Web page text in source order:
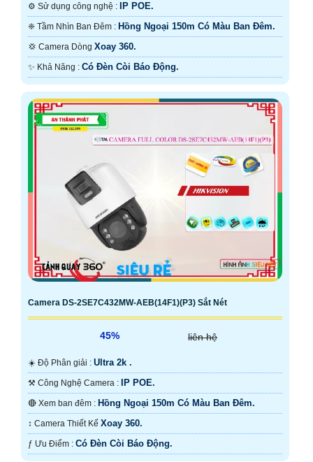
⚙ Sử dụng công nghệ : IP POE.
❈ Tầm Nhìn Ban Đêm : Hồng Ngoại 150m Có Màu Ban Đêm.
💢 Camera Dòng Xoay 360.
️✨ Khả Năng : Có Đèn Còi Báo Động.
Camera DS-2SE7C432MW-AEB(14F1)(P3) Sắt Nét
45% liên hệ
☀️ Độ Phân giải : Ultra 2k .
⚒ Công Nghệ Camera : IP POE.
🔴 Xem ban đêm : Hồng Ngoại 150m Có Màu Ban Đêm.
↕️ Camera Thiết Kế Xoay 360.
️ƒ Ưu Điểm : Có Đèn Còi Báo Động.